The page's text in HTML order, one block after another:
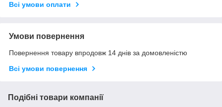
Всі умови оплати
Умови повернення
Повернення товару впродовж 14 днів за домовленістю
Всі умови повернення
Подібні товари компанії